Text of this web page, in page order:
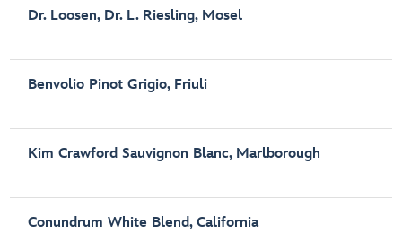
Dr. Loosen, Dr. L. Riesling, Mosel
Benvolio Pinot Grigio, Friuli
Kim Crawford Sauvignon Blanc, Marlborough
Conundrum White Blend, California